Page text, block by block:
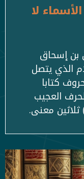
لا
بن إسحاق
اللام الذي يتصل
كتابا
العجيب
ثلاثين معنى.